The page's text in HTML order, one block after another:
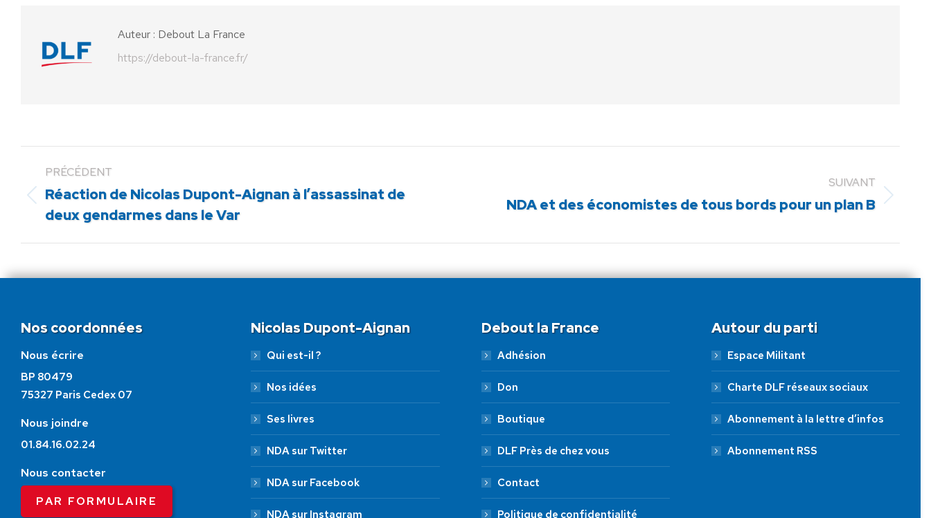
Auteur : Debout La France
https://debout-la-france.fr/
PRÉCÉDENT
Article
précédent
Réaction de Nicolas Dupont-Aignan à l’assassinat de
deux gendarmes dans le Var
SUIVANT
ArticleNDA et des économistes de tous bords pour un plan B
Nos coordonnées
Nous écrire
BP 80479
75327 Paris Cedex 07
Nous joindre
01.84.16.02.24
Nous contacter
PAR FORMULAIRE
Nicolas Dupont-Aignan
Qui est-il ?
Nos idées
Ses livres
NDA sur Twitter
NDA sur Facebook
NDA sur Instagram
Debout la France
Adhésion
Don
Boutique
DLF Près de chez vous
Contact
Politique de confidentialité
Autour du parti
Espace Militant
Charte DLF réseaux sociaux
Abonnement à la lettre d’infos
Abonnement RSS